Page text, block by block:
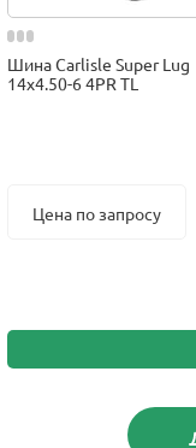
Шина Carlisle Super Lug
14x4.50-6 4PR TL
Цена по запросу